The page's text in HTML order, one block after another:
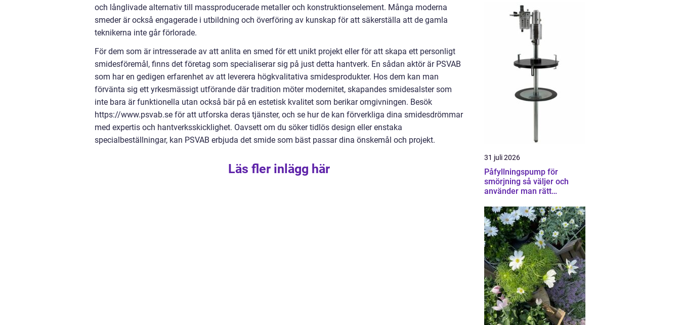
och långlivade alternativ till massproducerade metaller och konstruktionselement. Många moderna
smeder är också engagerade i utbildning och överföring av kunskap för att säkerställa att de gamla
teknikerna inte går förlorade.
För dem som är intresserade av att anlita en smed för ett unikt projekt eller för att skapa ett personligt
smidesföremål, finns det företag som specialiserar sig på just detta hantverk. En sådan aktör är PSVAB
som har en gedigen erfarenhet av att leverera högkvalitativa smidesprodukter. Hos dem kan man
förvänta sig ett yrkesmässigt utförande där tradition möter modernitet, skapandes smidesalster som
inte bara är funktionella utan också bär på en estetisk kvalitet som berikar omgivningen. Besök
https://www.psvab.se för att utforska deras tjänster, och se hur de kan förverkliga dina smidesdrömmar
med expertis och hantverksskicklighet. Oavsett om du söker tidlös design eller enstaka
specialbeställningar, kan PSVAB erbjuda det smide som bäst passar dina önskemål och projekt.
Läs fler inlägg här
31 juli 2026
Påfyllningspump för
smörjning så väljer och
använder man rätt